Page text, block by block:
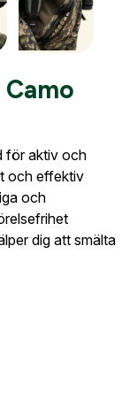
för aktiv och
och effektiv
och
dig att smälta
i